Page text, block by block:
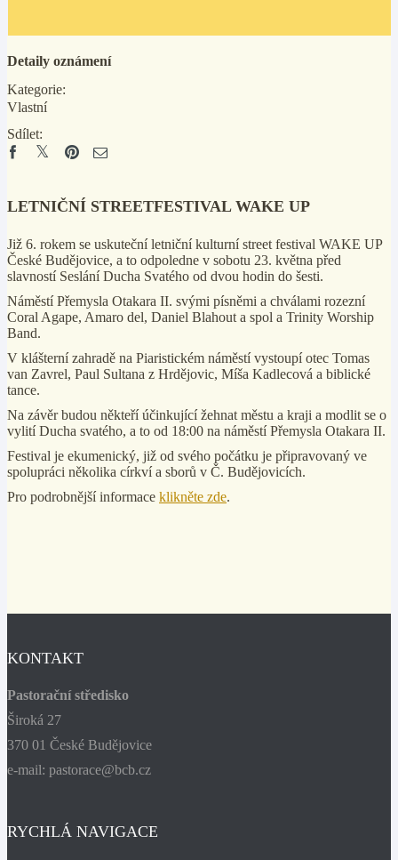
Detaily oznámení
Kategorie:
Vlastní
Sdílet:
LETNIČNÍ STREETFESTIVAL WAKE UP
Již 6. rokem se uskuteční letniční kulturní street festival WAKE UP
České Budějovice, a to odpoledne v sobotu 23. května před
slavností Seslání Ducha Svatého od dvou hodin do šesti.
Náměstí Přemysla Otakara II. svými písněmi a chválami rozezní
Coral Agape, Amaro del, Daniel Blahout a spol a Trinity Worship
Band.
V klášterní zahradě na Piaristickém náměstí vystoupí otec Tomas
van Zavrel, Paul Sultana z Hrdějovic, Míša Kadlecová a biblické
tance.
Na závěr budou někteří účinkující žehnat městu a kraji a modlit se o
vylití Ducha svatého, a to od 18:00 na náměstí Přemysla Otakara II.
Festival je ekumenický, již od svého počátku je připravovaný ve
spolupráci několika církví a sborů v Č. Budějovicích.
Pro podrobnější informace klikněte zde.
KONTAKT
Pastorační středisko
Široká 27
370 01 České Budějovice
e-mail: pastorace@bcb.cz
RYCHLÁ NAVIGACE